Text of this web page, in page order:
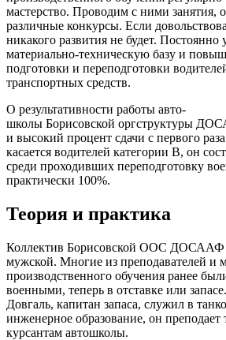
мастерство. Проводим с ними занятия,
различные конкурсы. Если
никакого развития не будет. Постоянно
материально-техническую базу и
подготовки и переподготовки
транспортных средств.
О результативности работы авто-
школы Борисовской оргструктуры
и высокий процент сдачи с первого
касается водителей категории В, он
среди проходивших переподготовку
практически 100%.
Теория и практика
Коллектив Борисовской ООС ­ДОСААФ
мужской. Многие из преподавателей и
производственного обучения ранее
военными, теперь в отставке или
Довгаль, капитан запаса, служил в
инженерное образование, он
курсантам автошколы.